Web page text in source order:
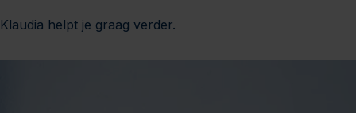
Klaudia helpt je graag verder.